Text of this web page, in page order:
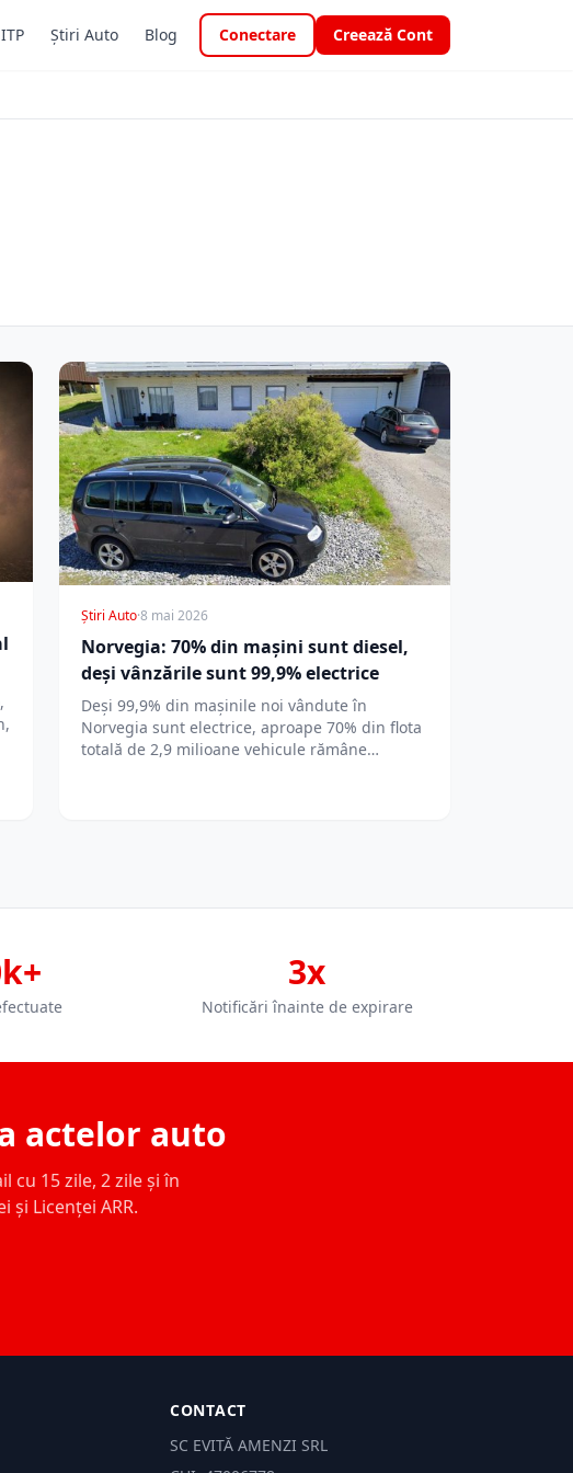
Știri Auto Blog Conectare Creează Cont
Știri Auto·8 mai 2026
Norvegia: 70% din mașini sunt diesel,
deși vânzările sunt 99,9% electrice
Deși 99,9% din mașinile noi vândute în
Norvegia sunt electrice, aproape 70% din flota
totală de 2,9 milioane vehicule rămâne…
3x
Notificări înainte de expirare
actelor auto
cu 15 zile, 2 zile și în
și Licenței ARR.
CONTACT
SC EVITĂ AMENZI SRL